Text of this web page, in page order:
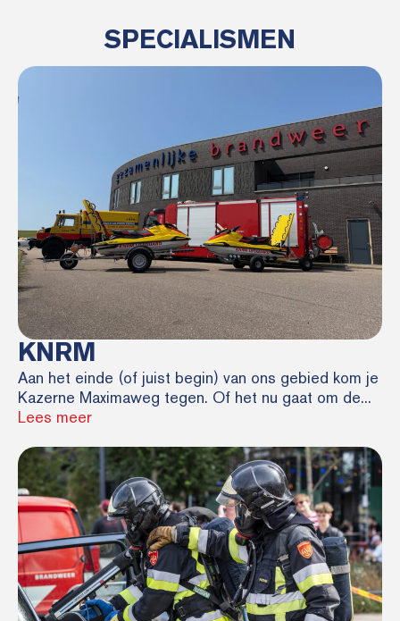
SPECIALISMEN
KNRM
Aan het einde (of juist begin) van ons gebied kom je
Kazerne Maximaweg tegen. Of het nu gaat om de...
Lees meer